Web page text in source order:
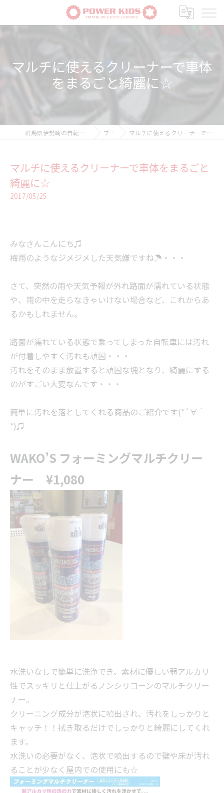
マルチに使えるクリーナーで車体
をまるごと綺麗に☆
群馬県伊勢崎の自転車ならPOWER-KIDS ブログ マルチに使えるクリーナーで車体をまるごと綺麗に☆
マルチに使えるクリーナーで車体をまるごと
綺麗に☆
2017/05/25
みなさんこんにち♫
梅雨のようなジメジメした天気嫌ですね☂・・・
さて、突然の雨や天気予報が外れ路面が濡れている状態
や、雨の中を走らなきゃいけない場合など、これからあ
るかもしれません。
路面が濡れている状態で乗ってしまった自転車には汚れ
が付着しやすく汚れも頑固・・・
汚れをそのまま放置すると頑固な塊となり、綺麗にする
のがすごい大変なんです・・・
簡単に汚れを落としてくれる商品のご紹介です(*´∀｀
*)♫
WAKO’S フォーミングマルチクリー
ナー ¥1,080
水洗いなしで簡単に洗浄でき、素材に優しい弱アルカリ
性でスッキリと仕上がるノンシリコーンのマルチクリー
ナー。
クリーニング成分が泡状に噴出され、汚れをしっかりと
キャッチ！！拭き取るだけでしっかりと綺麗にしてくれ
ます。
水洗いの必要がなく、泡状で噴出するので壁や床が汚れ
ることが少なく屋内での使用にも☆